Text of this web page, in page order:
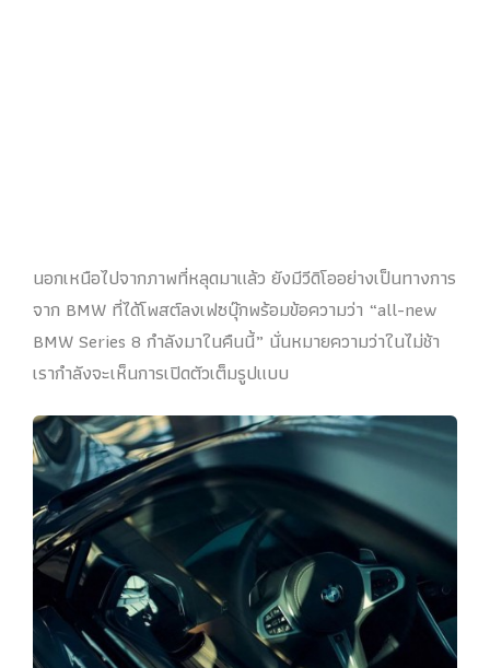
นอกเหนือไปจากภาพที่หลุดมาแล้ว ยังมีวีดิโออย่างเป็นทางการ
จาก BMW ที่ได้โพสต์ลงเฟซบุ๊กพร้อมข้อความว่า “all-new
BMW Series 8 กำลังมาในคืนนี้” นั่นหมายความว่าในไม่ช้า
เรากำลังจะเห็นการเปิดตัวเต็มรูปแบบ